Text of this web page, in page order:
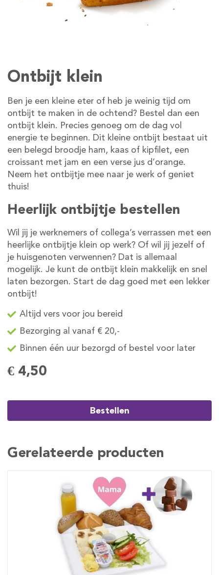
Ontbijt klein
Ben je een kleine eter of heb je weinig tijd om
ontbijt te maken in de ochtend? Bestel dan een
ontbijt klein. Precies genoeg om de dag vol
energie te beginnen. Dit kleine ontbijt bestaat uit
een belegd broodje ham, kaas of kipfilet, een
croissant met jam en een verse jus d’orange.
Neem het ontbijtje mee naar je werk of geniet
thuis!
Heerlijk ontbijtje bestellen
Wil jij je werknemers of collega’s verrassen met een
heerlijke ontbijtje klein op werk? Of wil jij jezelf of
je huisgenoten verwennen? Dat is allemaal
mogelijk. Je kunt de ontbijt klein makkelijk en snel
laten bezorgen. Start de dag goed met een lekker
ontbijt!
Altijd vers voor jou bereid
Bezorging al vanaf € 20,-
Binnen één uur bezorgd of bestel voor later
€ 4,50
Bestellen
Gerelateerde producten